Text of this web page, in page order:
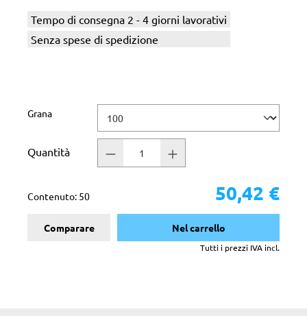
Tempo di consegna 2 - 4 giorni lavorativi
Senza spese di spedizione
Seleziona
Grana
Quantità
Contenuto: 50 50,42 €
Comparare Nel carrello
Tutti i prezzi IVA incl.